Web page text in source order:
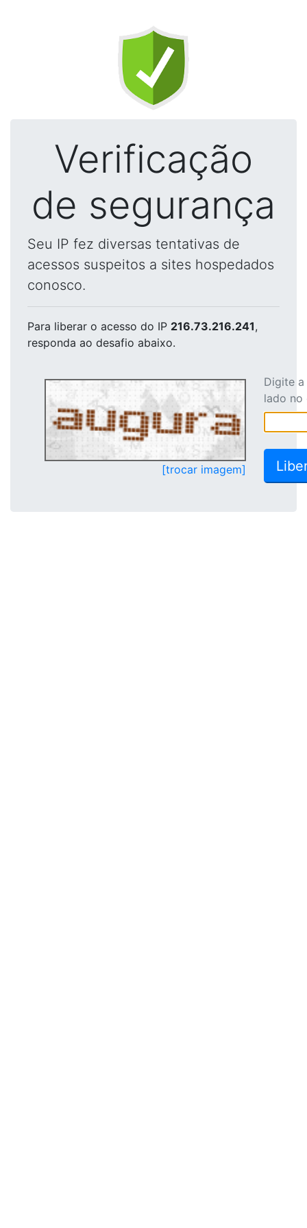
Verificação
de segurança
Seu IP fez diversas tentativas de
acessos suspeitos a sites hospedados
conosco.
Para liberar o acesso do IP 216.73.216.241,
responda ao desafio abaixo.
[trocar imagem]
Digite
lado no